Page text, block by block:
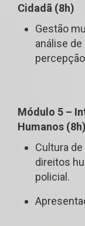
Cidadã (8h)
Gestão
análise
Módulo 5 –
Humanos (8h)
Cultura
direitos
policial.